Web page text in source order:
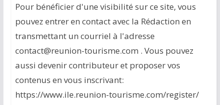
Pour bénéficier d'une visibilité sur ce site, vous
pouvez entrer en contact avec la Rédaction en
transmettant un courriel à l'adresse
contact@reunion-tourisme.com . Vous pouvez
aussi devenir contributeur et proposer vos
contenus en vous inscrivant:
https://www.ile.reunion-tourisme.com/register/